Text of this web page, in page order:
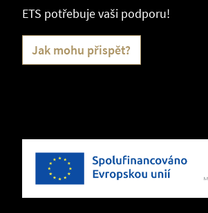
ETS potřebuje vaši podporu!
Jak mohu přispět?